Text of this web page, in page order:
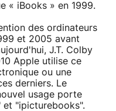
« iBooks » en 1999.
des ordinateurs
et 2005 avant
J.T. Colby
Apple utilise ce
ou une
derniers. Le
usage porte
et "ipicturebooks".